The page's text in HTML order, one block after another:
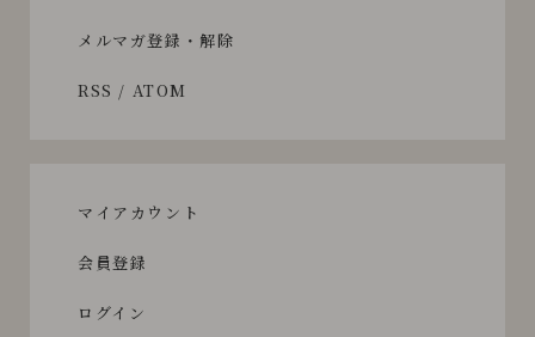
メルマガ登録・解除
RSS / ATOM
マイアカウント
会員登録
ログイン